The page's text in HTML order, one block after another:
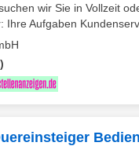
wir Sie in Vollzeit
Ihre Aufgaben